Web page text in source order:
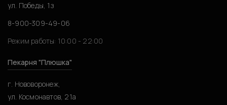
ул. Победы, 1з
8-900-309-49-06
Режим работы: 10:00 - 22:00
Пекарня "Плюшка"
г. Нововоронеж,
ул. Космонавтов, 21а